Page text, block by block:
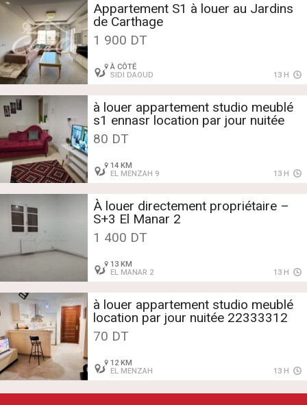
Appartement S1 à louer au Jardins
de Carthage
1 900 DT
À CÔTÉ
SIDI DAOUD
13 H
à louer appartement studio meublé
s1 ennasr location par jour nuitée
80 DT
14 KM
EL MENZAH 9
13 H
À louer directement propriétaire –
S+3 El Manar 2
1 400 DT
13 KM
EL MANAR 2
13 H
à louer appartement studio meublé
location par jour nuitée 22333312
70 DT
12 KM
EL MENZAH
13 H